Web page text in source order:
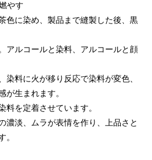
やす
色に染め、製品まで縫製した後、黒
アルコールと染料、アルコールと顔
染料に火が移り反応で染料が変色、
が生まれます。
料を定着させています。
濃淡、ムラが表情を作り、上品さと
。